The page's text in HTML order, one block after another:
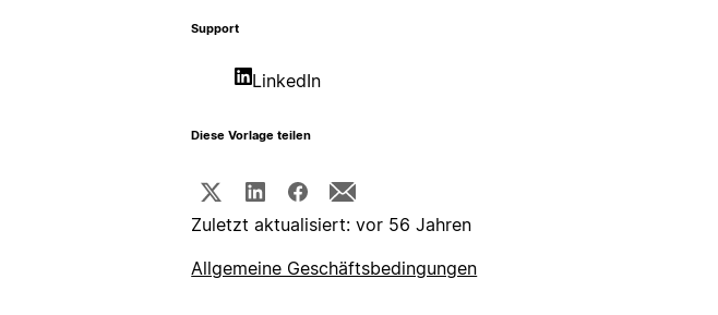
Support
LinkedIn
Diese Vorlage teilen
Zuletzt aktualisiert: vor 56 Jahren
Allgemeine Geschäftsbedingungen